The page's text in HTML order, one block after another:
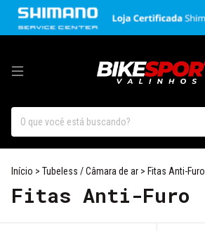
Início > Tubeless / Câmara de ar > Fitas Anti-Furo
Fitas Anti-Furo